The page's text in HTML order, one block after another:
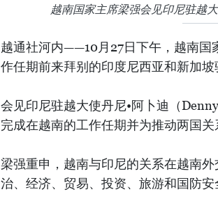
越南国家主席梁强会见印尼驻越
越通社河内——10月27日下午，越南国
作任期前来拜别的印度尼西亚和新加坡
会见印尼驻越大使丹尼•阿卜迪（
完成在越南的工作任期并为推动两国关
梁强重申，越南与印尼的关系在越南
治、经济、贸易、投资、旅游和国防安